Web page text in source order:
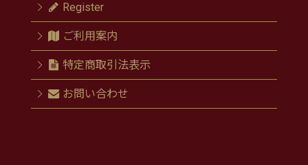
Register
ご利用案内
特定商取引法表示
お問い合わせ